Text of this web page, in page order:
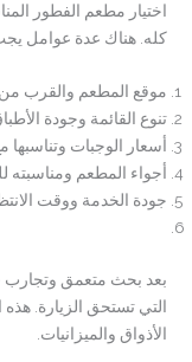
اختيار مطعم الفطور
كله. هناك عدة عوامل يجب
موقع المطعم والقرب
تنوع القائمة وجودة
أسعار الوجبات وتناسبها
أجواء المطعم ومناسبته
جودة الخدمة ووقت
بعد بحث متعمق وتجارب
التي تستحق الزيارة.
الأذواق والميزانيات.